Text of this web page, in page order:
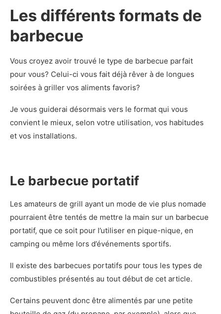
Les différents formats de
barbecue
Vous croyez avoir trouvé le type de barbecue parfait
pour vous? Celui-ci vous fait déjà rêver à de longues
soirées à griller vos aliments favoris?
Je vous guiderai désormais vers le format qui vous
convient le mieux, selon votre utilisation, vos habitudes
et vos installations.
Le barbecue portatif
Les amateurs de grill ayant un mode de vie plus nomade
pourraient être tentés de mettre la main sur un barbecue
portatif, que ce soit pour l’utiliser en pique-nique, en
camping ou même lors d’événements sportifs.
Il existe des barbecues portatifs pour tous les types de
combustibles présentés au tout début de cet article.
Certains peuvent donc être alimentés par une petite